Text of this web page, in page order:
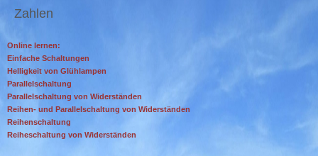
Zahlen
Online lernen:
Einfache Schaltungen
Helligkeit von Glühlampen
Parallelschaltung
Parallelschaltung von Widerständen
Reihen- und Parallelschaltung von Widerständen
Reihenschaltung
Reiheschaltung von Widerständen